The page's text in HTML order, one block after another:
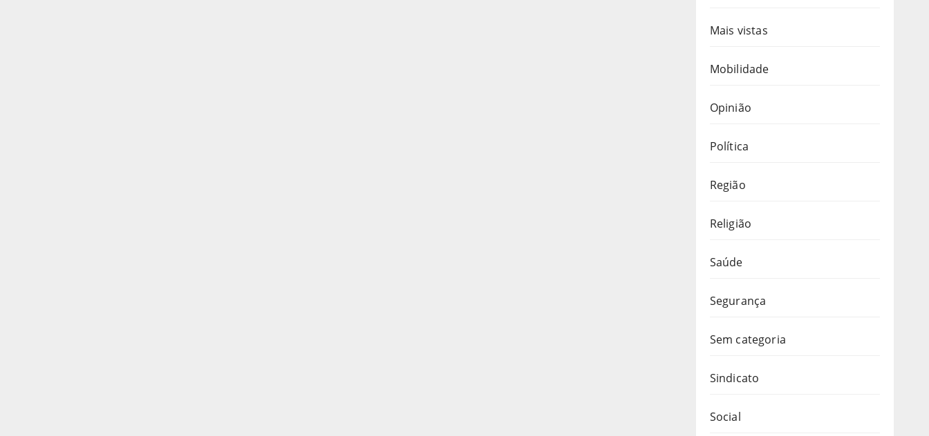
Mais vistas
Mobilidade
Opinião
Política
Região
Religião
Saúde
Segurança
Sem categoria
Sindicato
Social